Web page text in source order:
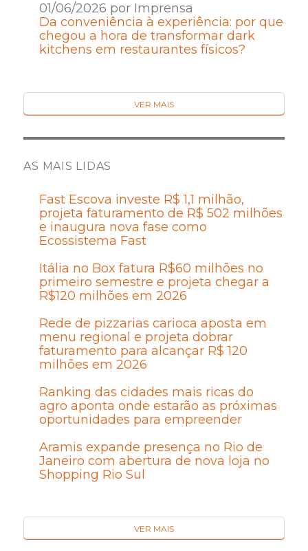
01/06/2026 por Imprensa
Da conveniência à experiência: por que
chegou a hora de transformar dark
kitchens em restaurantes físicos?
VER MAIS
AS MAIS LIDAS
Fast Escova investe R$ 1,1 milhão,
projeta faturamento de R$ 502 milhões
e inaugura nova fase como
Ecossistema Fast
Itália no Box fatura R$60 milhões no
primeiro semestre e projeta chegar a
R$120 milhões em 2026
Rede de pizzarias carioca aposta em
menu regional e projeta dobrar
faturamento para alcançar R$ 120
milhões em 2026
Ranking das cidades mais ricas do
agro aponta onde estarão as próximas
oportunidades para empreender
Aramis expande presença no Rio de
Janeiro com abertura de nova loja no
Shopping Rio Sul
VER MAIS